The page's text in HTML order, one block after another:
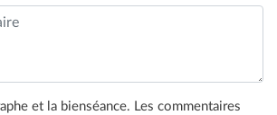
et la bienséance. Les commentaires